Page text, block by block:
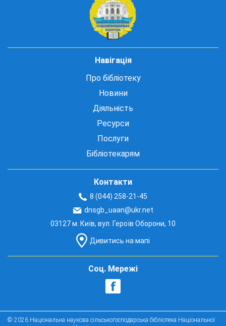
Навігація
Про бібліотеку
Новини
Діяльність
Ресурси
Послуги
Бібліотекарям
Контакти
8 (044) 258-21-45
dnsgb_uaan@ukr.net
03127 м. Київ, вул. Героїв Оборони, 10
Дивитись на мапі
Соц. Мережі
© 2026 Національна наукова сільськогосподарська бібліотека Національної